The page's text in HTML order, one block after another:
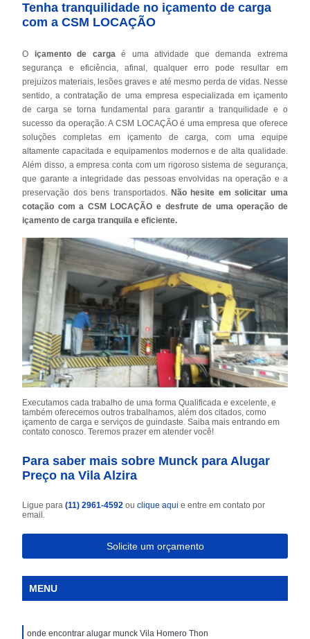
Tenha tranquilidade no içamento de carga
com a CSM LOCAÇÃO
O içamento de cargaé uma atividade que demanda extrema
segurança e eficiência, afinal, qualquer erro pode resultar em
prejuízos materiais, lesões graves e até mesmo perda de vidas. Nesse
sentido, a contratação de uma empresa especializada em içamento
de carga se torna fundamental para garantir a tranquilidade e o
sucesso da operação. A CSM LOCAÇÃO é uma empresa que oferece
soluções completas em içamento de carga, com uma equipe
altamente capacitada e equipamentos modernos e de alta qualidade.
Além disso, a empresa conta com um rigoroso sistema de segurança,
que garante a integridade das pessoas envolvidas na operação e a
preservação dos bens transportados. Não hesite em solicitar uma
cotação com a CSM LOCAÇÃO e desfrute de uma operação de
içamento de carga tranquila e eficiente.
Executamos cada trabalho de uma forma Qualificada e excelente, e
também oferecemos outros trabalhamos, além dos citados, como
içamento de carga e serviços de guindaste. Saiba mais entrando em
contato conosco. Teremos prazer em atender você!
Para saber mais sobre Munck para Alugar
Preço na Vila Alzira
Ligue para(11) 2961-4592ouclique aqui e entre em contato por
email.
Solicite um orçamento
MENU
onde encontrar alugar munck Vila Homero Thon